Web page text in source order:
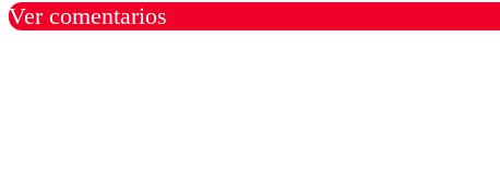
Ver comentarios